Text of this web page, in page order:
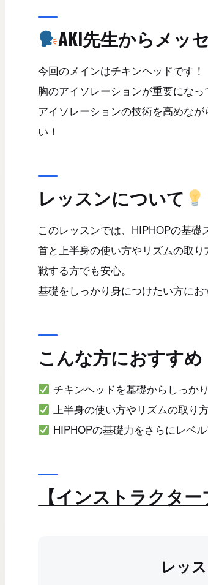
AKI先生からメッ
今回のメインはチキンヘッドです！
胸のアイソレーションが重要になっ
アイソレーションの技術を高めな
い！
レッスンについて
このレッスンでは、HIPHOPの基礎
首と上半身の使い方やリズムの取
戦する方でも安心。
基礎をしっかり身につけたい方にお
こんな方におすすめ
チキンヘッドを基礎からしっか
上半身の使い方やリズムの取り
HIPHOPの基礎力をさらにレベ
【インストラクタ
レッ